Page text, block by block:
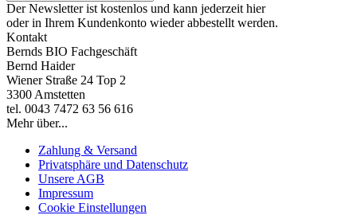
Der Newsletter ist kostenlos und kann jederzeit hier
oder in Ihrem Kundenkonto wieder abbestellt werden.
Kontakt
Bernds BIO Fachgeschäft
Bernd Haider
Wiener Straße 24 Top 2
3300 Amstetten
tel. 0043 7472 63 56 616
Mehr über...
Zahlung & Versand
Privatsphäre und Datenschutz
Unsere AGB
Impressum
Cookie Einstellungen